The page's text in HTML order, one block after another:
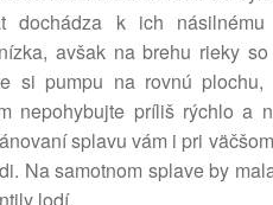
dochádza k ich
avšak na brehu rieky
si pumpu na rovnú
nepohybujte príliš rýchlo a
splavu vám i pri
Na samotnom splave by
lodí.